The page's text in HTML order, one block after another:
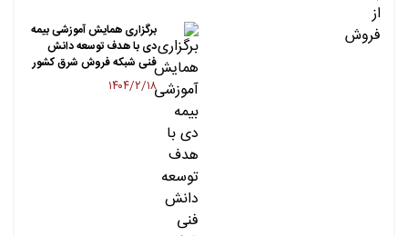
برگزاری همایش آموزشی بیمه
دی با هدف توسعه دانش
فنی شبکه فروش شرق کشور
۱۴۰۴/۲/۱۸